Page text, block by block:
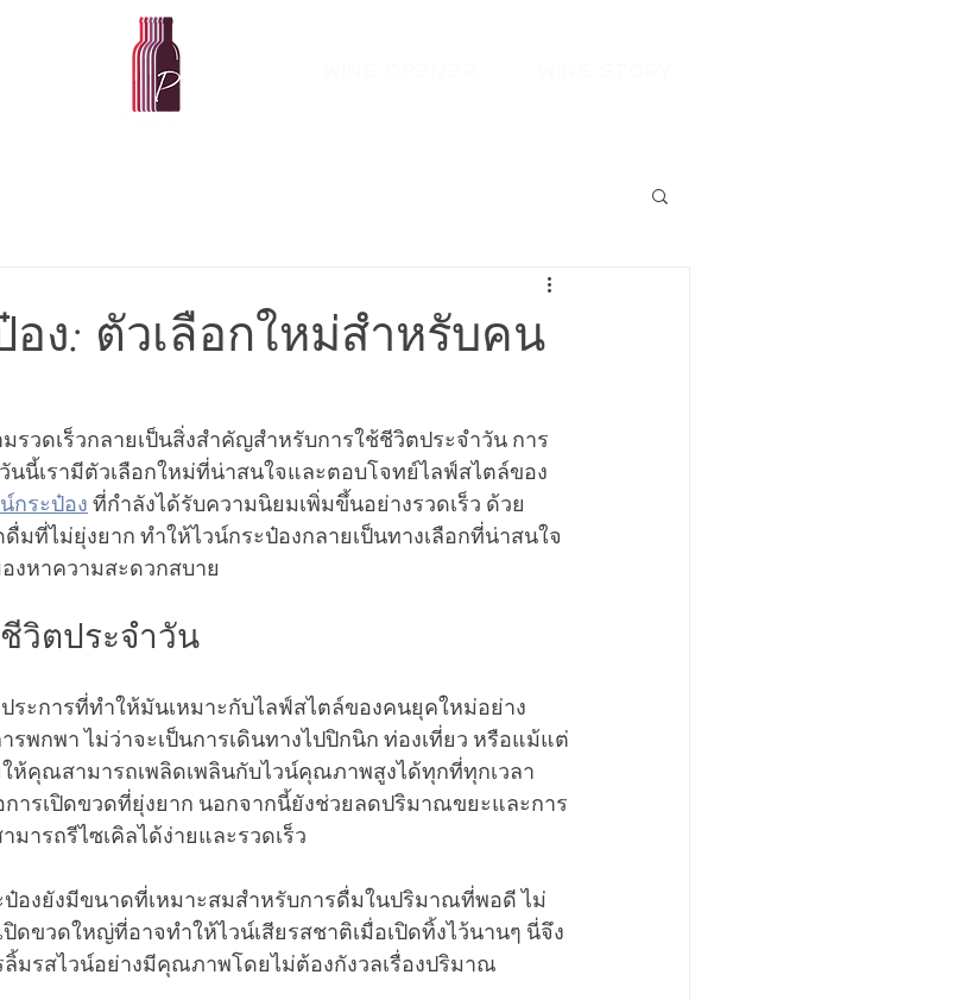
อง: ตัวเลือกใหม่สำหรับคน
วดเร็วกลายเป็นสิ่งสำคัญสำหรับการใช้ชีวิตประจำวัน การ
นนี้เรามีตัวเลือกใหม่ที่น่าสนใจและตอบโจทย์ไลฟ์สไตล์ของ
กระป๋อง ที่กำลังได้รับความนิยมเพิ่มขึ้นอย่างรวดเร็ว ด้วย
มที่ไม่ยุ่งยาก ทำให้ไวน์กระป๋องกลายเป็นทางเลือกที่น่าสนใจ
งหาความสะดวกสบาย
วิตประจำวัน
ระการที่ทำให้มันเหมาะกับไลฟ์สไตล์ของคนยุคใหม่อย่าง
พกพา ไม่ว่าจะเป็นการเดินทางไปปิกนิก ท่องเที่ยว หรือแม้แต่
ห้คุณสามารถเพลิดเพลินกับไวน์คุณภาพสูงได้ทุกที่ทุกเวลา
ารเปิดขวดที่ยุ่งยาก นอกจากนี้ยังช่วยลดปริมาณขยะและการ
มารถรีไซเคิลได้ง่ายและรวดเร็ว
องยังมีขนาดที่เหมาะสมสำหรับการดื่มในปริมาณที่พอดี ไม่
ดขวดใหญ่ที่อาจทำให้ไวน์เสียรสชาติเมื่อเปิดทิ้งไว้นานๆ นี่จึง
มรสไวน์อย่างมีคุณภาพโดยไม่ต้องกังวลเรื่องปริมาณ